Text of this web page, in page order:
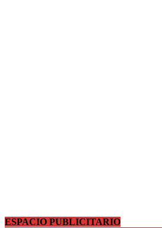
ESPACIO PUBLICITARIO